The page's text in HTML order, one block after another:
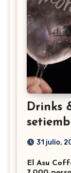
Drinks
31 julio,
El Asu